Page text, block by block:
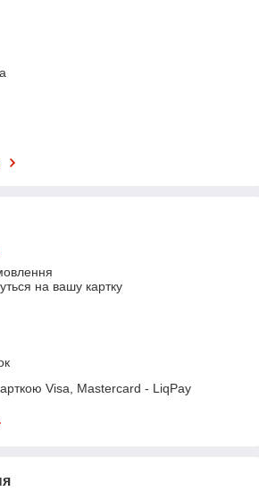
на вашу картку
Visa, Mastercard - LiqPay